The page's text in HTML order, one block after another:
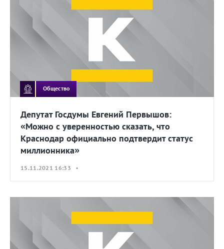
Общество
Депутат Госдумы Евгений Первышов:
«Можно с уверенностью сказать, что
Краснодар официально подтвердит статус
миллионника»
15.11.2021 16:33 •